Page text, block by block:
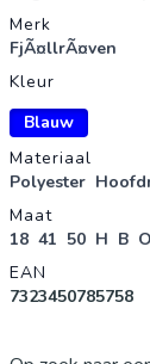
Merk
FjÃ¤llrÃ¤ven
Kleur
Blauw
Materiaal
Polyester
Maat
18 41 50 H B
EAN
7323450785758